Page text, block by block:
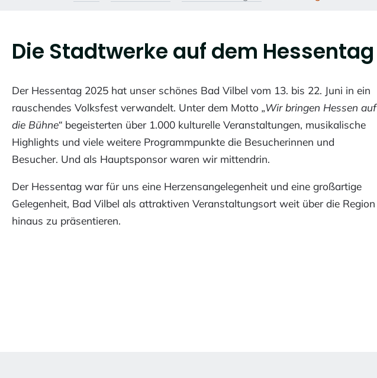
Die Stadtwerke auf dem Hessentag
Der Hessentag 2025 hat unser schönes Bad Vilbel vom 13. bis 22. Juni in ein
rauschendes Volksfest verwandelt. Unter dem Motto „Wir bringen Hessen auf
die Bühne“ begeisterten über 1.000 kulturelle Veranstaltungen, musikalische
Highlights und viele weitere Programmpunkte die Besucherinnen und
Besucher. Und als Hauptsponsor waren wir mittendrin.
Der Hessentag war für uns eine Herzensangelegenheit und eine großartige
Gelegenheit, Bad Vilbel als attraktiven Veranstaltungsort weit über die Region
hinaus zu präsentieren.